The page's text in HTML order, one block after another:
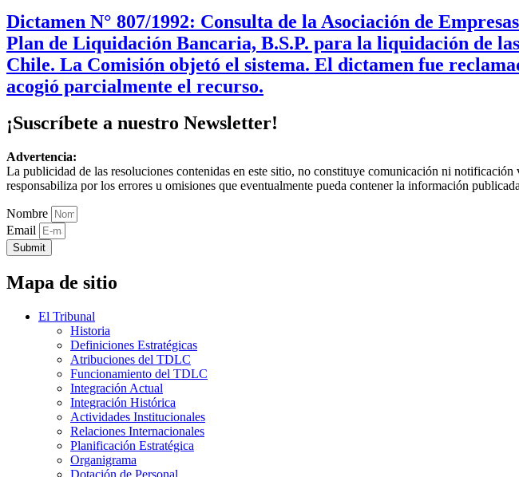
Dictamen N° 807/1992: Consulta de la Asociación de
Plan de Liquidación Bancaria, B.S.P. para la liquidación de
Chile. La Comisión objetó el sistema. El dictamen fue
acogió parcialmente el recurso.
¡Suscríbete a nuestro Newsletter!
Advertencia:
La publicidad de las resoluciones contenidas en este sitio, no constituye comunicación ni
responsabiliza por los errores u omisiones que eventualmente pueda contener la información
Nombre
Email
Submit
Mapa de sitio
El Tribunal
Historia
Definiciones Estratégicas
Atribuciones del TDLC
Funcionamiento del TDLC
Integración Actual
Integración Histórica
Actividades Institucionales
Relaciones Internacionales
Planificación Estratégica
Organigrama